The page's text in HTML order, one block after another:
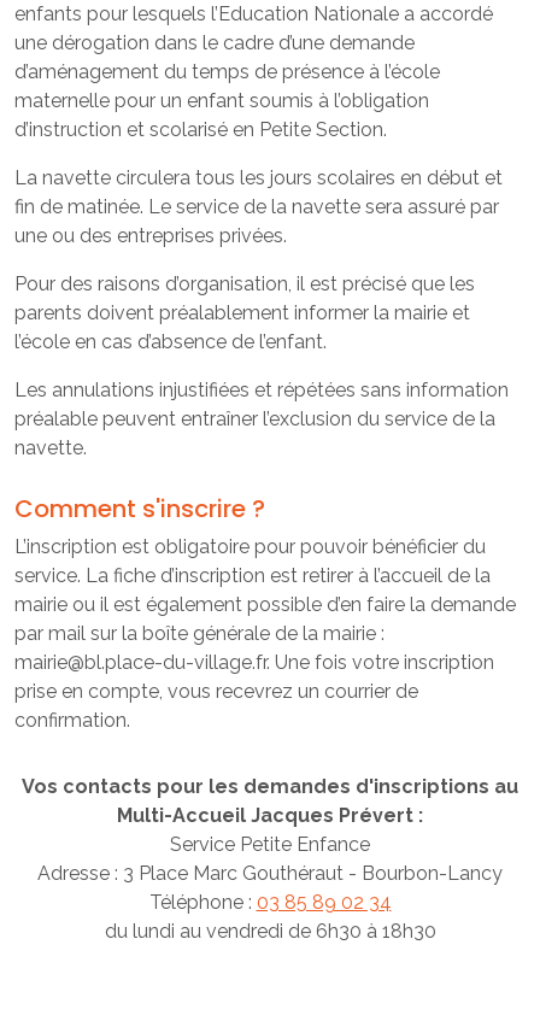
enfants pour lesquels l’Education Nationale a accordé
une dérogation dans le cadre d’une demande
d’aménagement du temps de présence à l’école
maternelle pour un enfant soumis à l’obligation
d’instruction et scolarisé en Petite Section.
La navette circulera tous les jours scolaires en début et
fin de matinée. Le service de la navette sera assuré par
une ou des entreprises privées.
Pour des raisons d’organisation, il est précisé que les
parents doivent préalablement informer la mairie et
l’école en cas d’absence de l’enfant.
Les annulations injustifiées et répétées sans information
préalable peuvent entraîner l’exclusion du service de la
navette.
Comment s'inscrire ?
L’inscription est obligatoire pour pouvoir bénéficier du
service. La fiche d’inscription est retirer à l’accueil de la
mairie ou il est également possible d’en faire la demande
par mail sur la boîte générale de la mairie :
mairie@bl.place-du-village.fr. Une fois votre inscription
prise en compte, vous recevrez un courrier de
confirmation.
Vos contacts pour les demandes d'inscriptions au
Multi-Accueil Jacques Prévert :
Service Petite Enfance
Adresse : 3 Place Marc Gouthéraut - Bourbon-Lancy
Téléphone : 03 85 89 02 34
du lundi au vendredi de 6h30 à 18h30